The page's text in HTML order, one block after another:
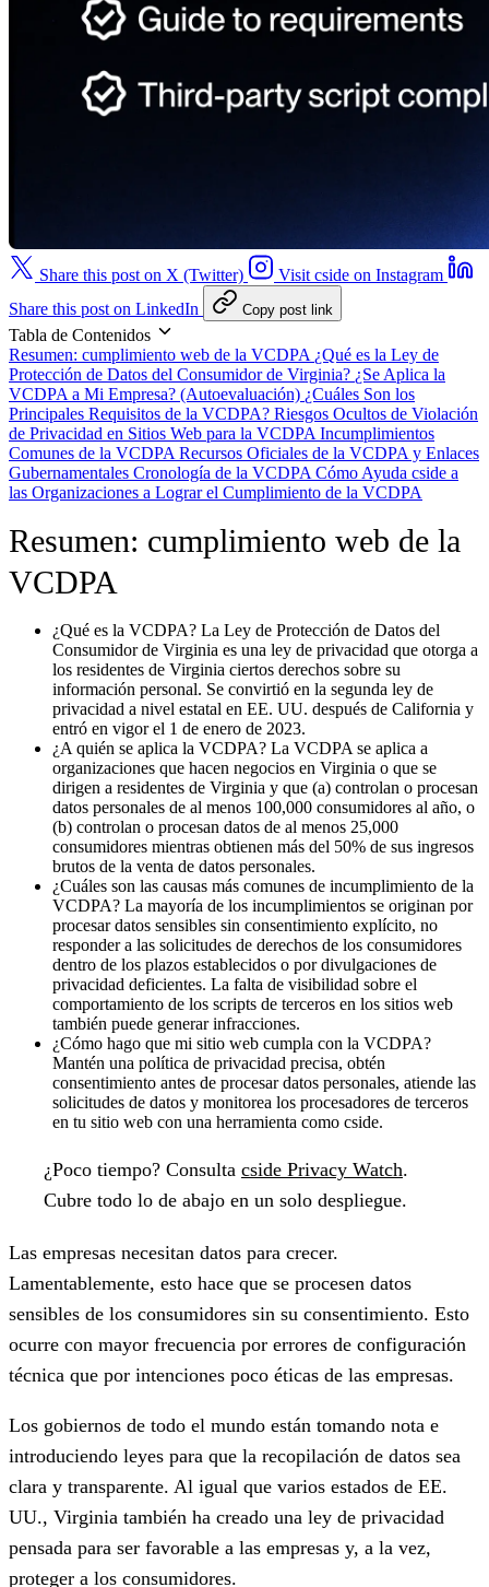
Share this post on X (Twitter)
Visit cside on Instagram
Share this post on LinkedIn
Copy post link
Tabla de Contenidos
Resumen: cumplimiento web de la VCDPA ¿Qué es la Ley de
Protección de Datos del Consumidor de Virginia? ¿Se Aplica la
VCDPA a Mi Empresa? (Autoevaluación) ¿Cuáles Son los
Principales Requisitos de la VCDPA? Riesgos Ocultos de Violación
de Privacidad en Sitios Web para la VCDPA Incumplimientos
Comunes de la VCDPA Recursos Oficiales de la VCDPA y Enlaces
Gubernamentales Cronología de la VCDPA Cómo Ayuda cside a
las Organizaciones a Lograr el Cumplimiento de la VCDPA
Resumen: cumplimiento web de la
VCDPA
¿Qué es la VCDPA? La Ley de Protección de Datos del
Consumidor de Virginia es una ley de privacidad que otorga a
los residentes de Virginia ciertos derechos sobre su
información personal. Se convirtió en la segunda ley de
privacidad a nivel estatal en EE. UU. después de California y
entró en vigor el 1 de enero de 2023.
¿A quién se aplica la VCDPA? La VCDPA se aplica a
organizaciones que hacen negocios en Virginia o que se
dirigen a residentes de Virginia y que (a) controlan o procesan
datos personales de al menos 100,000 consumidores al año, o
(b) controlan o procesan datos de al menos 25,000
consumidores mientras obtienen más del 50% de sus ingresos
brutos de la venta de datos personales.
¿Cuáles son las causas más comunes de incumplimiento de la
VCDPA? La mayoría de los incumplimientos se originan por
procesar datos sensibles sin consentimiento explícito, no
responder a las solicitudes de derechos de los consumidores
dentro de los plazos establecidos o por divulgaciones de
privacidad deficientes. La falta de visibilidad sobre el
comportamiento de los scripts de terceros en los sitios web
también puede generar infracciones.
¿Cómo hago que mi sitio web cumpla con la VCDPA?
Mantén una política de privacidad precisa, obtén
consentimiento antes de procesar datos personales, atiende las
solicitudes de datos y monitorea los procesadores de terceros
en tu sitio web con una herramienta como cside.
¿Poco tiempo? Consulta cside Privacy Watch.
Cubre todo lo de abajo en un solo despliegue.
Las empresas necesitan datos para crecer.
Lamentablemente, esto hace que se procesen datos
sensibles de los consumidores sin su consentimiento. Esto
ocurre con mayor frecuencia por errores de configuración
técnica que por intenciones poco éticas de las empresas.
Los gobiernos de todo el mundo están tomando nota e
introduciendo leyes para que la recopilación de datos sea
clara y transparente. Al igual que varios estados de EE.
UU., Virginia también ha creado una ley de privacidad
pensada para ser favorable a las empresas y, a la vez,
proteger a los consumidores.